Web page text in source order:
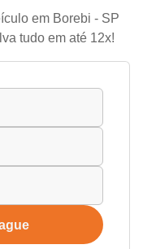
em Borebi - SP
tudo em até 12x!